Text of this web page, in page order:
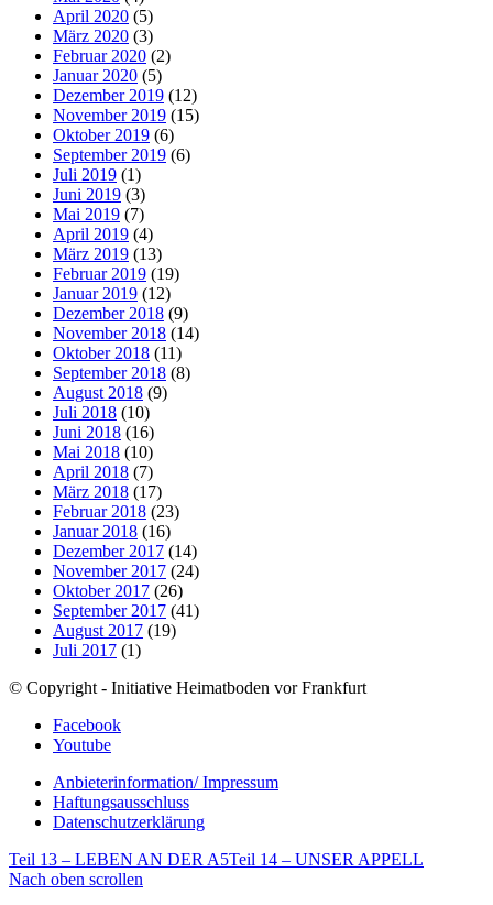
April 2020 (5)
März 2020 (3)
Februar 2020 (2)
Januar 2020 (5)
Dezember 2019 (12)
November 2019 (15)
Oktober 2019 (6)
September 2019 (6)
Juli 2019 (1)
Juni 2019 (3)
Mai 2019 (7)
April 2019 (4)
März 2019 (13)
Februar 2019 (19)
Januar 2019 (12)
Dezember 2018 (9)
November 2018 (14)
Oktober 2018 (11)
September 2018 (8)
August 2018 (9)
Juli 2018 (10)
Juni 2018 (16)
Mai 2018 (10)
April 2018 (7)
März 2018 (17)
Februar 2018 (23)
Januar 2018 (16)
Dezember 2017 (14)
November 2017 (24)
Oktober 2017 (26)
September 2017 (41)
August 2017 (19)
Juli 2017 (1)
© Copyright - Initiative Heimatboden vor Frankfurt
Facebook
Youtube
Anbieterinformation/ Impressum
Haftungsausschluss
Datenschutzerklärung
Teil 13 – LEBEN AN DER A5Teil 14 – UNSER APPELL
Nach oben scrollen